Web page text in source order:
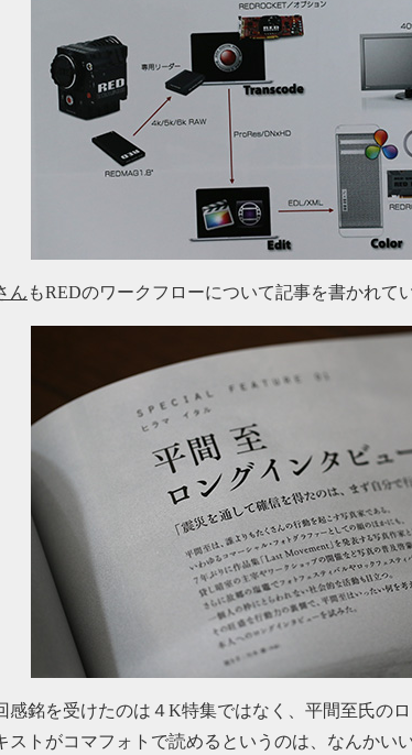
ん もREDのワークフローについて記事を書かれてい
感銘を受けたのは４K特集ではなく、平間至氏のロ
ストがコマフォトで読めるというのは、なんかいい